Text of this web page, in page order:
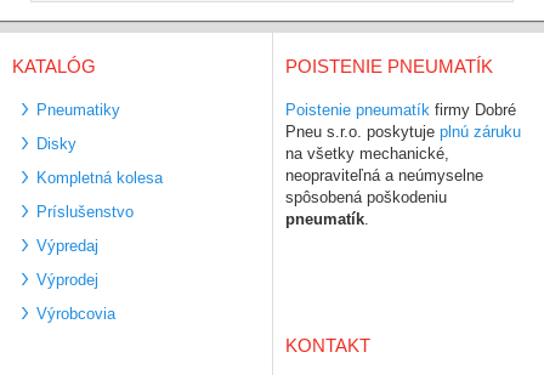
KATALÓG
Pneumatiky
Disky
Kompletná kolesa
Príslušenstvo
Výpredaj
Výprodej
Výrobcovia
POISTENIE PNEUMATÍK
Poistenie pneumatík firmy Dobré
Pneu s.r.o. poskytuje plnú záruku
na všetky mechanické,
neopraviteľná a neúmyselne
spôsobená poškodeniu
pneumatík
KONTAKT